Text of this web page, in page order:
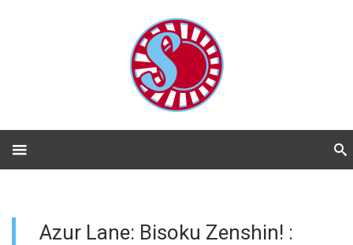
Azur Lane: Bisoku Zenshin! :